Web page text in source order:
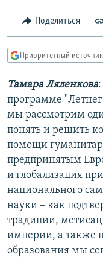
навигации
Вернутся
поиску
IDEL.РЕАЛИИ
СЕВЕР.РЕАЛИИ
СИБИРЬ.РЕАЛИИ
РАСПИСАНИЕ
ПОДПИШИТЕСЬ НА
СОЦИАЛЬНЫЕ СЕТИ
Все сайты РСЕ/
Поделиться
Приоритетный
Тамара Ляленкова:
программе
мы рассмотрим
понять и решить
помощи
предпринятым
и глобализация
национального
науки – как
традиции,
империи, а также
образования мы